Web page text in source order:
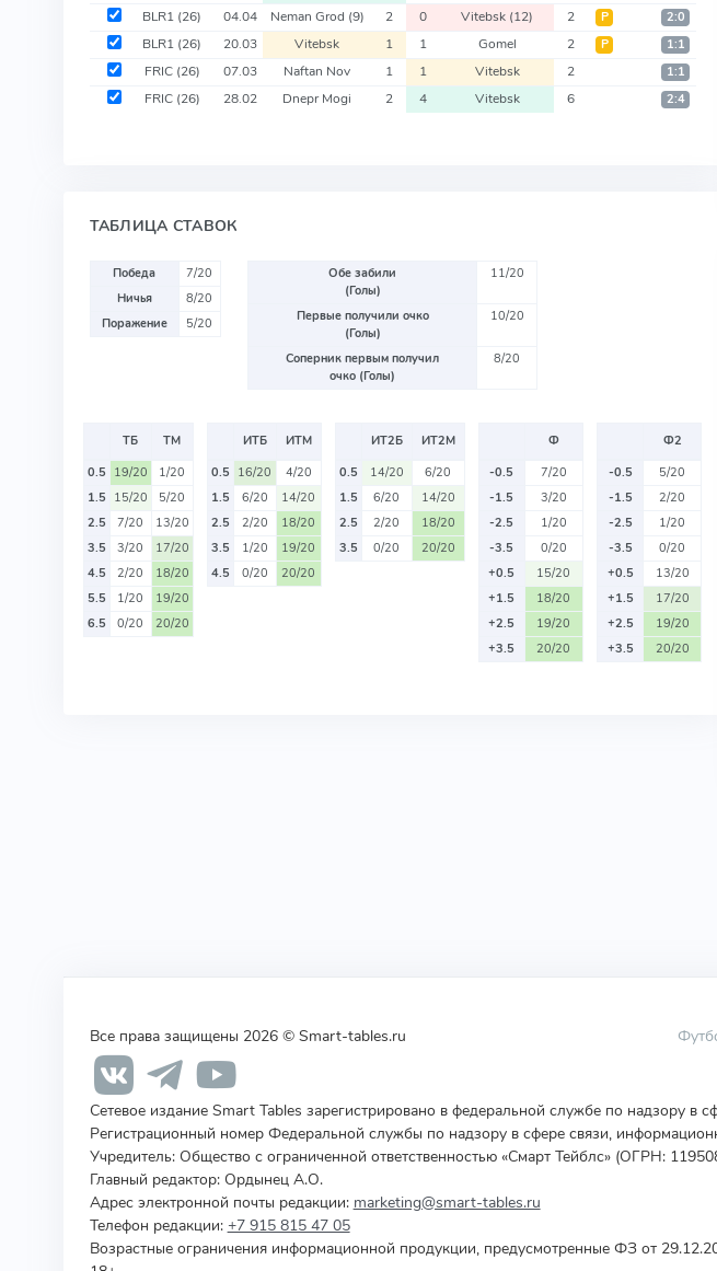
BLR1 (26) 04.04 Neman Grod (9) 2 0 Vitebsk (12) 2 Р 2:0
BLR1 (26) 20.03 Vitebsk 1 1 Gomel 2 Р 1:1
FRIC (26) 07.03 Naftan Nov 1 1 Vitebsk 2 1:1
FRIC (26) 28.02 Dnepr Mogi 2 4 Vitebsk 6 2:4
ТАБЛИЦА СТАВОК
Победа
7/20
Ничья
8/20
Поражение
5/20
Обе забили
(Голы)
11/20
Первые получили очко
(Голы)
10/20
Соперник первым получил
очко (Голы)
8/20
ТБ
ТМ
0.5 19/20
1/20
1.5 15/20
5/20
2.5
7/20
13/20
3.5
3/20
17/20
4.5
2/20
18/20
5.5
1/20
19/20
6.5
0/20 20/20
ИТБ
ИТМ
0.5 16/20
4/20
1.5
6/20
14/20
2.5
2/20
18/20
3.5
1/20
19/20
4.5
0/20 20/20
ИТ2Б
ИТ2М
0.5
14/20
6/20
1.5
6/20
14/20
2.5
2/20
18/20
3.5
0/20 20/20
Ф
-0.5
7/20
-1.5
3/20
-2.5
1/20
-3.5
0/20
+0.5
15/20
+1.5
18/20
+2.5
19/20
+3.5
20/20
Ф2
-0.5
5/20
-1.5
2/20
-2.5
1/20
-3.5
0/20
+0.5
13/20
+1.5
17/20
+2.5
19/20
+3.5
20/20
Все права защищены 2026 © Smart-tables.ru
Сетевое издание Smart Tables зарегистрировано в федеральной службе по надзору
Регистрационный номер Федеральной службы по надзору в сфере связи,
Учредитель: Общество с ограниченной ответственностью «Смарт Тейблс» (ОГРН:
Главный редактор: Ордынец А.О.
Адрес электронной почты редакции: marketing@smart-tables.ru
Телефон редакции: +7 915 815 47 05
Возрастные ограничения информационной продукции, предусмотренные ФЗ от